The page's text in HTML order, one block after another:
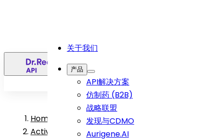
关于我们
产品
API解决方案
仿制药 (B2B)
战略联盟
发现与CDMO
Aurigene.AI
Home
Active Pharmaceutical Ingredient Products